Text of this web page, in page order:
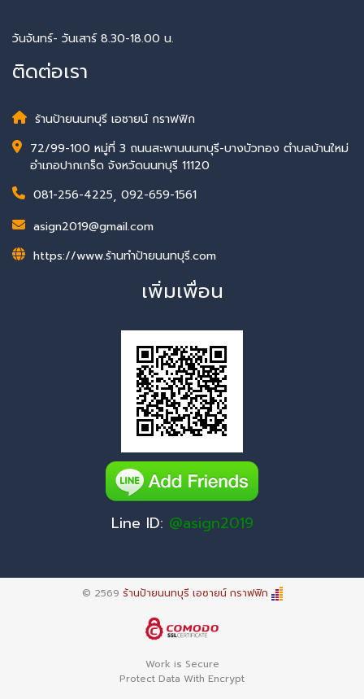
วันจันทร์- วันเสาร์ 8.30-18.00 น.
ติดต่อเรา
ร้านป้ายนนทบุรี เอซายน์ กราฟฟิก
72/99-100 หมู่ที่ 3 ถนนสะพานนนทบุรี-บางบัวทอง ตำบลบ้านใหม่
อำเภอปากเกร็ด จังหวัดนนทบุรี 11120
081-256-4225, 092-659-1561
asign2019@gmail.com
https://www.ร้านทําป้ายนนทบุรี.com
เพิ่มเพื่อน
Line ID: @asign2019
© 2569 ร้านป้ายนนทบุรี เอซายน์ กราฟฟิก
Work is Secure
Protect Data With Encrypt